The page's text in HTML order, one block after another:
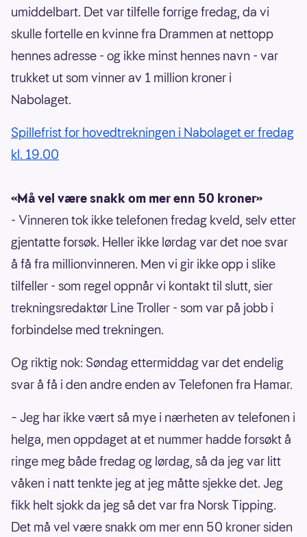
umiddelbart. Det var tilfelle forrige fredag, da vi
skulle fortelle en kvinne fra Drammen at nettopp
hennes adresse - og ikke minst hennes navn - var
trukket ut som vinner av 1 million kroner i
Nabolaget.
Spillefrist for hovedtrekningen i Nabolaget er fredag
kl. 19.00
«Må vel være snakk om mer enn 50 kroner»
- Vinneren tok ikke telefonen fredag kveld, selv etter
gjentatte forsøk. Heller ikke lørdag var det noe svar
å få fra millionvinneren. Men vi gir ikke opp i slike
tilfeller - som regel oppnår vi kontakt til slutt, sier
trekningsredaktør Line Troller - som var på jobb i
forbindelse med trekningen.
Og riktig nok: Søndag ettermiddag var det endelig
svar å få i den andre enden av Telefonen fra Hamar.
– Jeg har ikke vært så mye i nærheten av telefonen i
helga, men oppdaget at et nummer hadde forsøkt å
ringe meg både fredag og lørdag, så da jeg var litt
våken i natt tenkte jeg at jeg måtte sjekke det. Jeg
fikk helt sjokk da jeg så det var fra Norsk Tipping.
Det må vel være snakk om mer enn 50 kroner siden